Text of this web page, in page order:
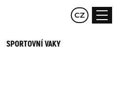
EN DE
CZ
SPORTOVNÍ VAKY